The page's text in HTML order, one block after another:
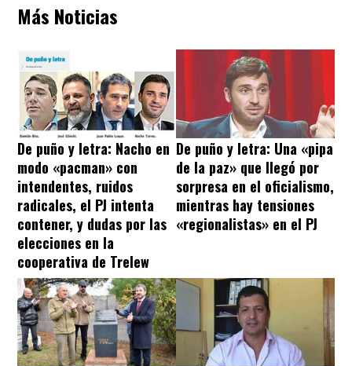
Más Noticias
De puño y letra: Nacho en
modo «pacman» con
intendentes, ruidos
radicales, el PJ intenta
contener, y dudas por las
elecciones en la
cooperativa de Trelew
De puño y letra: Una «pipa
de la paz» que llegó por
sorpresa en el oficialismo,
mientras hay tensiones
«regionalistas» en el PJ